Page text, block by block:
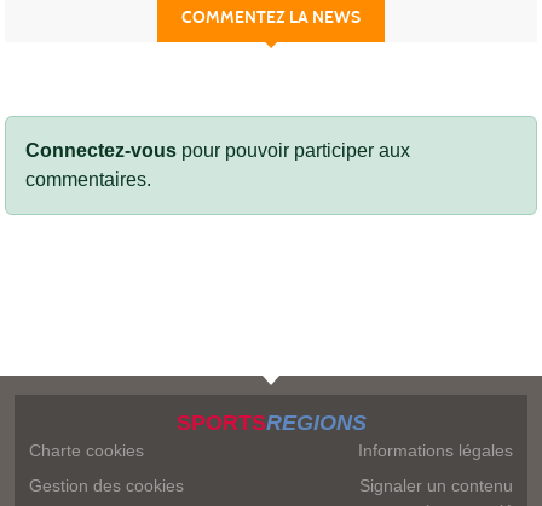
COMMENTEZ LA NEWS
Connectez-vous pour pouvoir participer aux
commentaires.
SPORTSREGIONS
Charte cookies
Gestion des cookies
Informations légales
Signaler un contenu